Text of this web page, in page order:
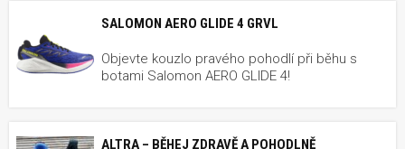
SALOMON AERO GLIDE 4 GRVL
Objevte kouzlo pravého pohodlí při běhu s
botami Salomon AERO GLIDE 4!
ALTRA – BĚHEJ ZDRAVĚ A POHODLNĚ